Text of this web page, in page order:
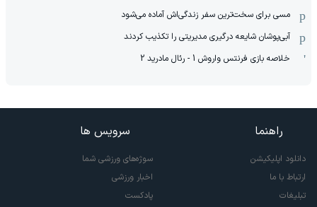
مسی برای سخت‌ترین سفر زندگی‌اش آماده می‌شود
آبی‌پوشان شایعه درگیری مدیریتی را تکذیب کردند
خلاصه بازی فرنتس واروش 1 - رئال مادرید 2
راهنما
دانلود اپلیکیشن
ارتباط با ما
تبلیغات
سرویس ها
سوژه‌های ورزشی شما
اخبار ورزشی
پادکست